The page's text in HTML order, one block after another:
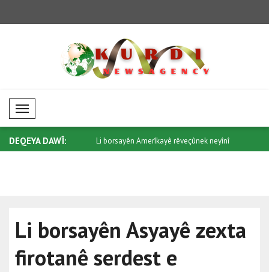
Mobil Menü
DEQEYA DAWÎ:
biyanî meyla neyînî Li borsayên Amerîkayê rêveçûnek neyînî
Li borsayên Asyayê zexta
firotanê serdest e